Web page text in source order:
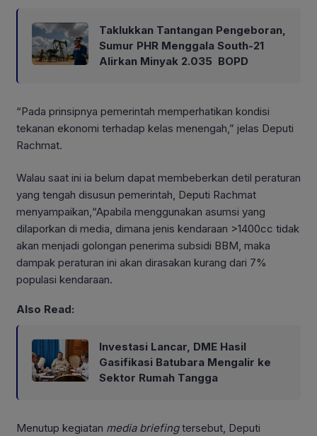
Taklukkan Tantangan Pengeboran,
Sumur PHR Menggala South-21
Alirkan Minyak 2.035 BOPD
“Pada prinsipnya pemerintah memperhatikan kondisi
tekanan ekonomi terhadap kelas menengah,” jelas Deputi
Rachmat.
Walau saat ini ia belum dapat membeberkan detil peraturan
yang tengah disusun pemerintah, Deputi Rachmat
menyampaikan,“Apabila menggunakan asumsi yang
dilaporkan di media, dimana jenis kendaraan >1400cc tidak
akan menjadi golongan penerima subsidi BBM, maka
dampak peraturan ini akan dirasakan kurang dari 7%
populasi kendaraan.
Also Read:
Investasi Lancar, DME Hasil
Gasifikasi Batubara Mengalir ke
Sektor Rumah Tangga
Menutup kegiatan media briefingtersebut, Deputi